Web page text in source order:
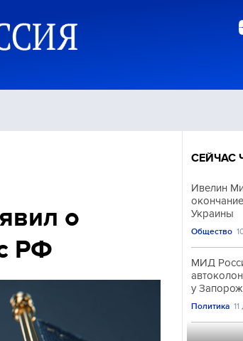
Происшествия
о
РФ
СЕЙЧАС
Ивелин
Украины
Общество
МИД
у
Политика